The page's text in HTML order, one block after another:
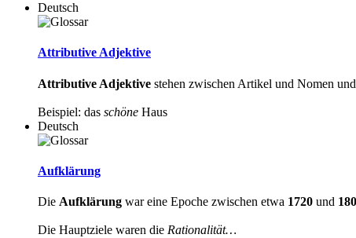
Deutsch
Attributive Adjektive
Attributive Adjektive stehen zwischen Artikel und Nomen
Beispiel: das schöne Haus
Deutsch
Aufklärung
Die Aufklärung war eine Epoche zwischen etwa 1720 und
Die Hauptziele waren die Rationalität…